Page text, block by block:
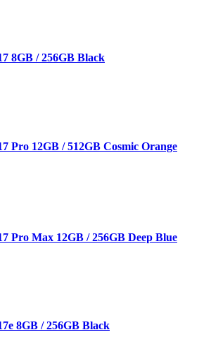
8GB / 256GB Black
Pro 12GB / 512GB Cosmic Orange
Pro Max 12GB / 256GB Deep Blue
8GB / 256GB Black